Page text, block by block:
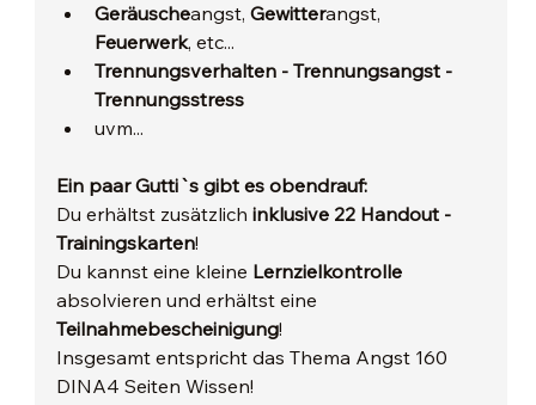
Geräuscheangst, Gewitterangst,
Feuerwerk, etc...
Trennungsverhalten - Trennungsangst -
Trennungsstress
uvm...
Ein paar Gutti`s gibt es obendrauf:
Du erhältst zusätzlich inklusive 22 Handout -
Trainingskarten!
Du kannst eine kleine Lernzielkontrolle
absolvieren und erhältst eine
Teilnahmebescheinigung!
Insgesamt entspricht das Thema Angst 160
DINA4 Seiten Wissen!